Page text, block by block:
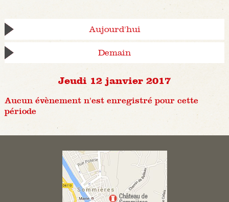
Aujourd'hui
Demain
Jeudi 12 janvier 2017
Aucun évènement n'est enregistré pour cette
période